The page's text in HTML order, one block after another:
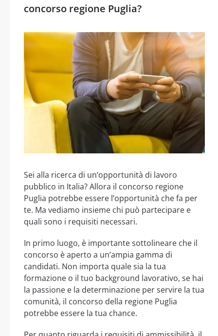
concorso regione Puglia?
Sei alla ricerca di un’opportunità di lavoro
pubblico in Italia? Allora il concorso regione
Puglia potrebbe essere l’opportunità che fa per
te. Ma vediamo insieme chi può partecipare e
quali sono i requisiti necessari.
In primo luogo, è importante sottolineare che il
concorso è aperto a un’ampia gamma di
candidati. Non importa quale sia la tua
formazione o il tuo background lavorativo, se hai
la passione e la determinazione per servire la tua
comunità, il concorso della regione Puglia
potrebbe essere la tua chance.